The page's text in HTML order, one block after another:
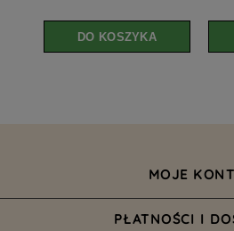
DO KOSZYKA
MOJE
PŁATNOŚCI I